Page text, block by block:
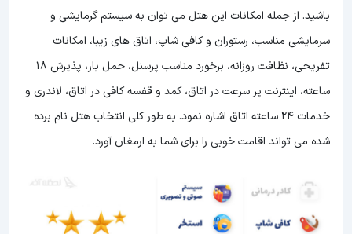
باشید. از جمله امکانات این هتل می توان به سیستم گرمایشی و
سرمایشی مناسب، رستوران و کافی شاپ، اتاق های زیبا، امکانات
تفریحی، نظافت روزانه، برخورد مناسب پرسنل، حمل بار، پذیرش 18
ساعته، اینترنت پر سرعت در اتاق، کمد و قفسه کافی در اتاق، لاندری و
خدمات 24 ساعته اتاق اشاره نمود. به طور کلی انتخاب هتل نام برده
شده می تواند اقامت خوبی را برای شما به ارمغان آورد.